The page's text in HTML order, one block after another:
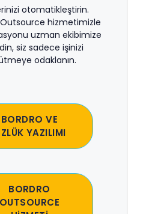
otomatikleştirin.
hizmetimizle
uzman ekibimize
siz sadece işinizi
odaklanın.
BORDRO VE
YAZILIMI
BORDRO
OUTSOURCE